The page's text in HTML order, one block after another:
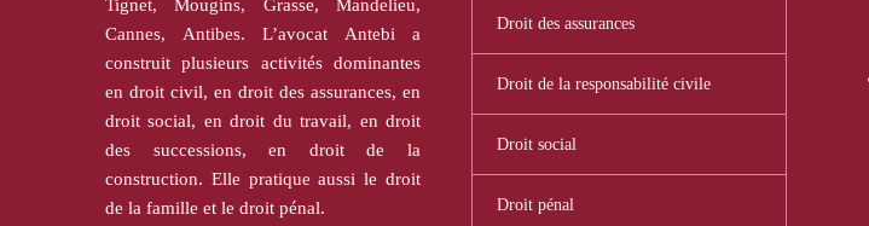
Tignet, Mougins, Grasse, Mandelieu,
Cannes, Antibes. L’avocat Antebi a
construit plusieurs activités dominantes
en droit civil, en droit des assurances, en
droit social, en droit du travail, en droit
des successions, en droit de la
construction. Elle pratique aussi le droit
de la famille et le droit pénal.
Droit des assurances
Droit de la responsabilité civile
Droit social
Droit pénal